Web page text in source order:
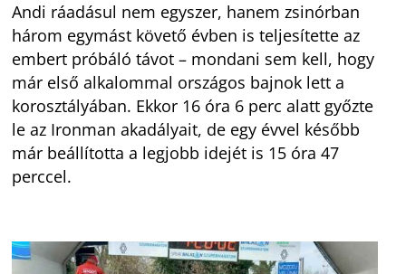
Andi ráadásul nem egyszer, hanem zsinórban
három egymást követő évben is teljesítette az
embert próbáló távot – mondani sem kell, hogy
már első alkalommal országos bajnok lett a
korosztályában. Ekkor 16 óra 6 perc alatt győzte
le az Ironman akadályait, de egy évvel később
már beállította a legjobb idejét is 15 óra 47
perccel.